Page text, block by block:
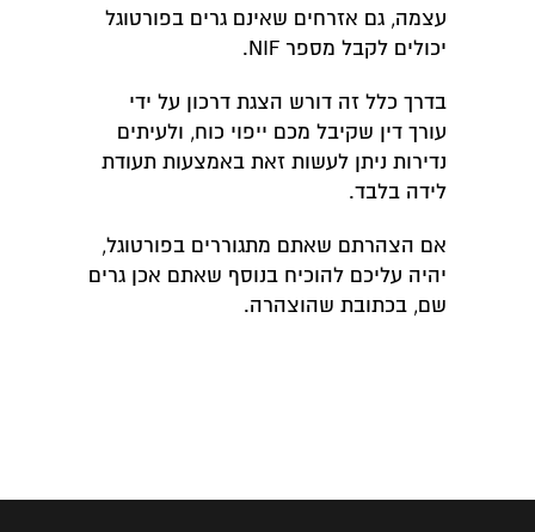
עצמה, גם אזרחים שאינם גרים בפורטוגל
יכולים לקבל מספר NIF.
בדרך כלל זה דורש הצגת דרכון על ידי
עורך דין שקיבל מכם ייפוי כוח, ולעיתים
נדירות ניתן לעשות זאת באמצעות תעודת
לידה בלבד.
אם הצהרתם שאתם מתגוררים בפורטוגל,
יהיה עליכם להוכיח בנוסף שאתם אכן גרים
שם, בכתובת שהוצהרה.